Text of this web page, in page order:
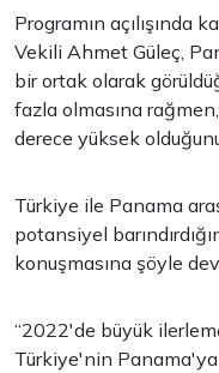
Programın açılışında
Vekili Ahmet Güleç,
bir ortak olarak
fazla olmasına
derece yüksek
Türkiye ile Panama
potansiyel
konuşmasına şöyle
“2022'de büyük
Türkiye'nin